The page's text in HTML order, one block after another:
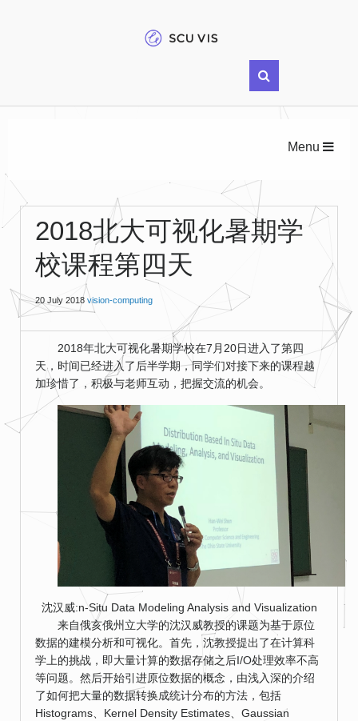
Menu
2018北大可视化暑期学
校课程第四天
20 July 2018 vision-computing
2018年北大可视化暑期学校在7月20日进入了第四
天，时间已经进入了后半学期，同学们对接下来的课程越
加珍惜了，积极与老师互动，把握交流的机会。
沈汉威:n-Situ Data Modeling Analysis and Visualization
来自俄亥俄州立大学的沈汉威教授的课题为基于原位
数据的建模分析和可视化。首先，沈教授提出了在计算科
学上的挑战，即大量计算的数据存储之后I/O处理效率不高
等问题。然后开始引进原位数据的概念，由浅入深的介绍
了如何把大量的数据转换成统计分布的方法，包括
Histograms、Kernel Density Estimates、Gaussian